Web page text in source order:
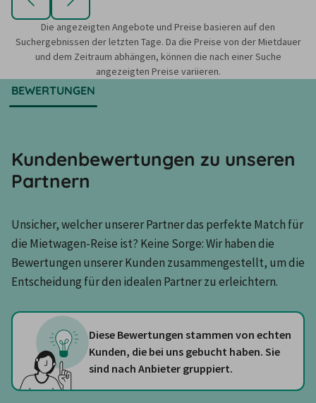
Die angezeigten Angebote und Preise basieren auf den
Suchergebnissen der letzten Tage. Da die Preise von der Mietdauer
und dem Zeitraum abhängen, können die nach einer Suche
angezeigten Preise variieren.
BEWERTUNGEN
Kundenbewertungen zu unseren
Partnern
Unsicher, welcher unserer Partner das perfekte Match für
die Mietwagen-Reise ist? Keine Sorge: Wir haben die
Bewertungen unserer Kunden zusammengestellt, um die
Entscheidung für den idealen Partner zu erleichtern.
Diese Bewertungen stammen von echten
Kunden, die bei uns gebucht haben. Sie
sind nach Anbieter gruppiert.